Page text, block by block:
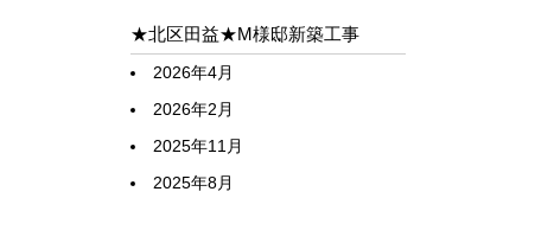
★北区田益★M様邸新築工事
2026年4月
2026年2月
2025年11月
2025年8月